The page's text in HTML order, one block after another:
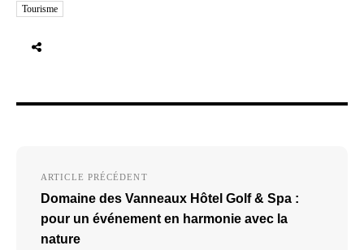
Tourisme
l’article
ARTICLE PRÉCÉDENT
Domaine des Vanneaux Hôtel Golf & Spa :
pour un événement en harmonie avec la
nature